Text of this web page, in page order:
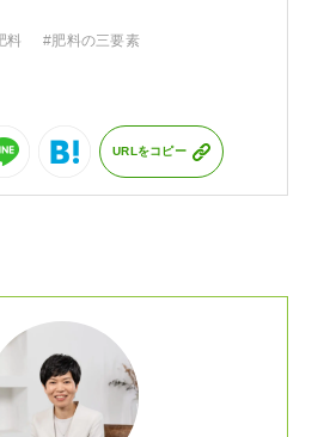
料 #肥料の三要素
URLをコピー